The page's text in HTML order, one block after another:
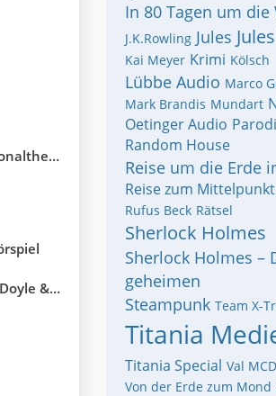
Holmes
In 80 Tagen um die
J.K.Rowling Jules
Kai Meyer Krimi Kölsch
Lübbe Audio Marco
Mark Brandis Mundart
Oetinger Audio
Random House
Reise um die Erde
Reise zum
Rufus Beck Rätsel
Sherlock Holmes
Sherlock Holmes –
geheimen
Steampunk Team X-
Titania
Titania Special Val
Von der Erde zum Mond